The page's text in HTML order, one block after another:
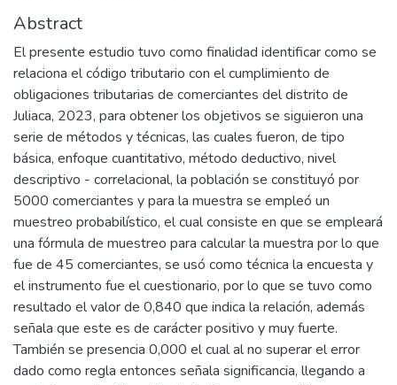
Abstract
El presente estudio tuvo como finalidad identificar como se
relaciona el código tributario con el cumplimiento de
obligaciones tributarias de comerciantes del distrito de
Juliaca, 2023, para obtener los objetivos se siguieron una
serie de métodos y técnicas, las cuales fueron, de tipo
básica, enfoque cuantitativo, método deductivo, nivel
descriptivo - correlacional, la población se constituyó por
5000 comerciantes y para la muestra se empleó un
muestreo probabilístico, el cual consiste en que se empleará
una fórmula de muestreo para calcular la muestra por lo que
fue de 45 comerciantes, se usó como técnica la encuesta y
el instrumento fue el cuestionario, por lo que se tuvo como
resultado el valor de 0,840 que indica la relación, además
señala que este es de carácter positivo y muy fuerte.
También se presencia 0,000 el cual al no superar el error
dado como regla entonces señala significancia, llegando a